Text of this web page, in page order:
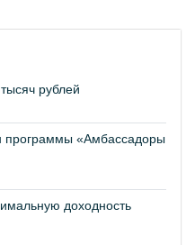
рублей
программы «Амбассадоры
доходность